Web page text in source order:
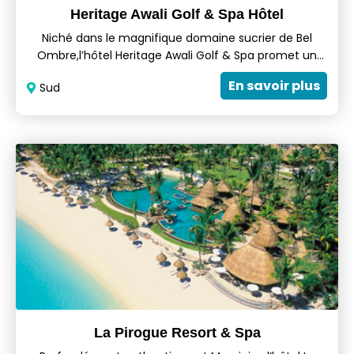
Heritage Awali Golf & Spa Hôtel
Niché dans le magnifique domaine sucrier de Bel
Ombre,l’hôtel Heritage Awali Golf & Spa promet un
séjour inoubliable entre les montagnes et la côte
sauvage du Sud de l’Île Maurice. L'hébergement haut
Sud En savoir plus
La Pirogue Resort & Spa